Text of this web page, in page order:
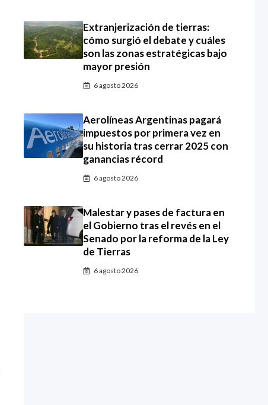
Extranjerización de tierras:
cómo surgió el debate y cuáles
son las zonas estratégicas bajo
mayor presión
6 agosto 2026
Aerolíneas Argentinas pagará
impuestos por primera vez en
su historia tras cerrar 2025 con
ganancias récord
6 agosto 2026
Malestar y pases de factura en
el Gobierno tras el revés en el
Senado por la reforma de la Ley
de Tierras
6 agosto 2026